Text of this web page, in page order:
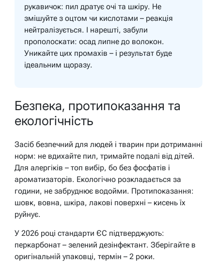
рукавичок: пил дратує очі та шкіру. Не
змішуйте з оцтом чи кислотами – реакція
нейтралізується. І нарешті, забули
прополоскати: осад липне до волокон.
Уникайте цих промахів – і результат буде
ідеальним щоразу.
Безпека, протипоказання та
екологічність
Засіб безпечний для людей і тварин при дотриманні
норм: не вдихайте пил, тримайте подалі від дітей.
Для алергіків – топ вибір, бо без фосфатів і
ароматизаторів. Екологічно розкладається за
години, не забруднює водойми. Протипоказання:
шовк, вовна, шкіра, лакові поверхні – кисень їх
руйнує.
У 2026 році стандарти ЄС підтверджують:
перкарбонат – зелений дезінфектант. Зберігайте в
оригінальній упаковці, термін – 2 роки.